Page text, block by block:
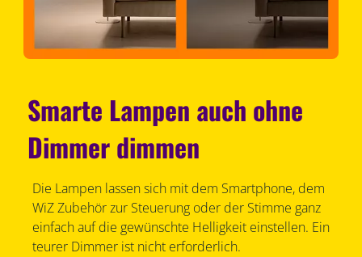
Smarte Lampen auch ohne
Dimmer dimmen
Die Lampen lassen sich mit dem Smartphone, dem
WiZ Zubehör zur Steuerung oder der Stimme ganz
einfach auf die gewünschte Helligkeit einstellen. Ein
teurer Dimmer ist nicht erforderlich.